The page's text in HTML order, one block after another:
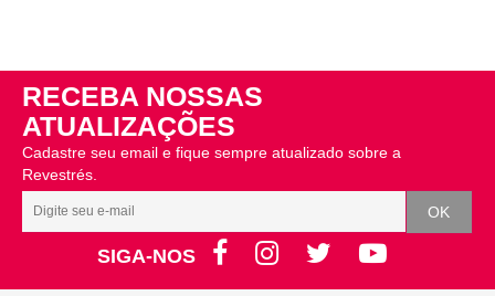
RECEBA NOSSAS
ATUALIZAÇÕES
Cadastre seu email e fique sempre atualizado sobre a
Revestrés.
SIGA-NOS